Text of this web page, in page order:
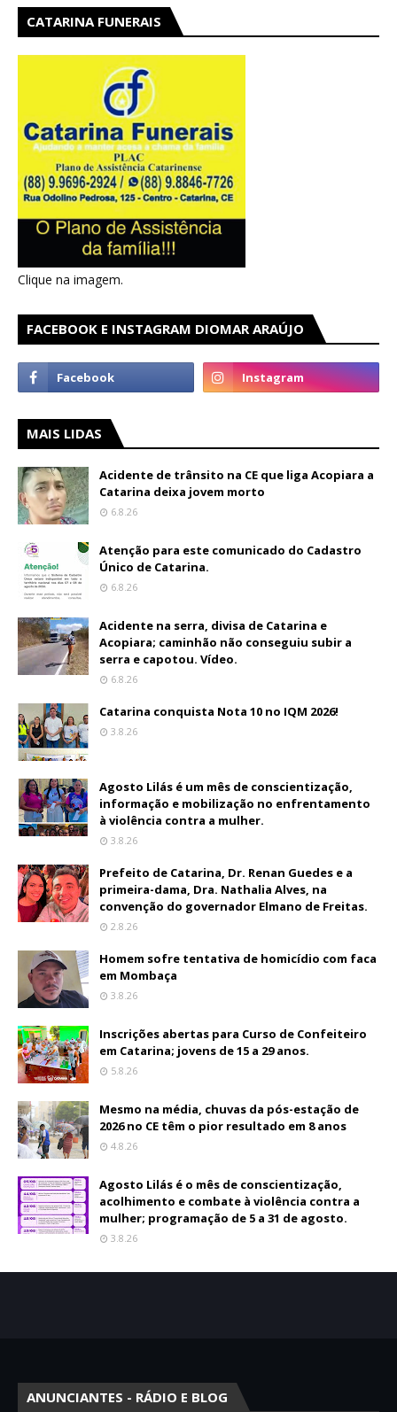
CATARINA FUNERAIS
Clique na imagem.
FACEBOOK E INSTAGRAM DIOMAR ARAÚJO
MAIS LIDAS
Acidente de trânsito na CE que liga Acopiara a
Catarina deixa jovem morto
6.8.26
Atenção para este comunicado do Cadastro
Único de Catarina.
6.8.26
Acidente na serra, divisa de Catarina e
Acopiara; caminhão não conseguiu subir a
serra e capotou. Vídeo.
6.8.26
Catarina conquista Nota 10 no IQM 2026!
3.8.26
Agosto Lilás é um mês de conscientização,
informação e mobilização no enfrentamento
à violência contra a mulher.
3.8.26
Prefeito de Catarina, Dr. Renan Guedes e a
primeira-dama, Dra. Nathalia Alves, na
convenção do governador Elmano de Freitas.
2.8.26
Homem sofre tentativa de homicídio com faca
em Mombaça
3.8.26
Inscrições abertas para Curso de Confeiteiro
em Catarina; jovens de 15 a 29 anos.
5.8.26
Mesmo na média, chuvas da pós-estação de
2026 no CE têm o pior resultado em 8 anos
4.8.26
Agosto Lilás é o mês de conscientização,
acolhimento e combate à violência contra a
mulher; programação de 5 a 31 de agosto.
3.8.26
ANUNCIANTES - RÁDIO E BLOG